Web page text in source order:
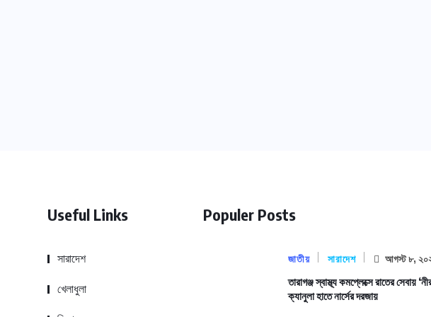
Useful Links
সারাদেশ
খেলাধুলা
Populer Posts
জাতীয় সারাদেশ আগস্ট ৮,
তারাগঞ্জ স্বাস্থ্য কমপ্লেক্সে রাতের সেবায়
ক্যানুলা হাতে নার্সের দরজায়